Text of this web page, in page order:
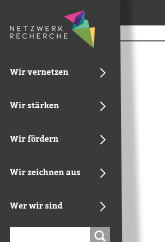
Wir vernetzen
Wir stärken
Wir fördern
Wir zeichnen aus
Wer wir sind